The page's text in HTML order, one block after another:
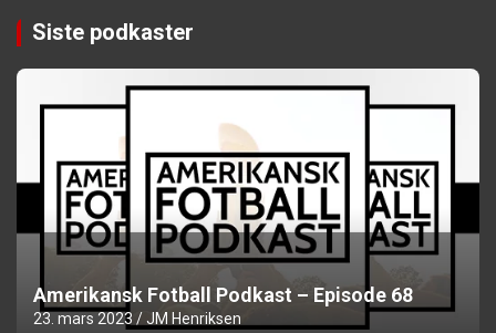
Siste podkaster
Amerikansk Fotball Podkast – Episode 68
23. mars 2023 JM Henriksen